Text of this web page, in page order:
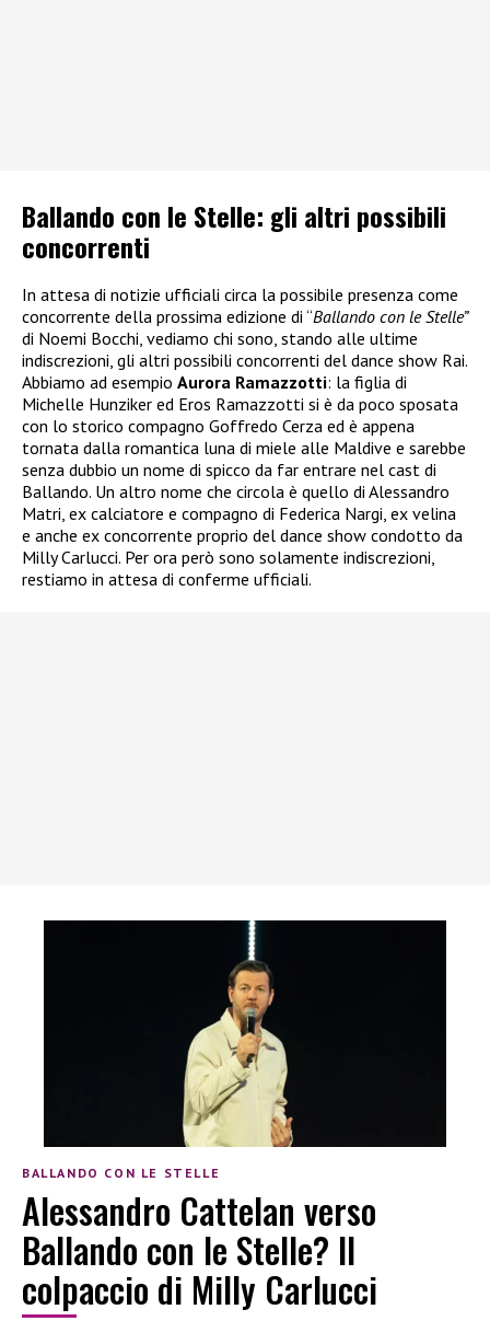
Ballando con le Stelle: gli altri possibili
concorrenti
In attesa di notizie ufficiali circa la possibile presenza come
concorrente della prossima edizione di “Ballando con le Stelle”
di Noemi Bocchi, vediamo chi sono, stando alle ultime
indiscrezioni, gli altri possibili concorrenti del dance show Rai.
Abbiamo ad esempio Aurora Ramazzotti: la figlia di
Michelle Hunziker ed Eros Ramazzotti si è da poco sposata
con lo storico compagno Goffredo Cerza ed è appena
tornata dalla romantica luna di miele alle Maldive e sarebbe
senza dubbio un nome di spicco da far entrare nel cast di
Ballando. Un altro nome che circola è quello di Alessandro
Matri, ex calciatore e compagno di Federica Nargi, ex velina
e anche ex concorrente proprio del dance show condotto da
Milly Carlucci. Per ora però sono solamente indiscrezioni,
restiamo in attesa di conferme ufficiali.
BALLANDO CON LE STELLE
Alessandro Cattelan verso
Ballando con le Stelle? Il
colpaccio di Milly Carlucci